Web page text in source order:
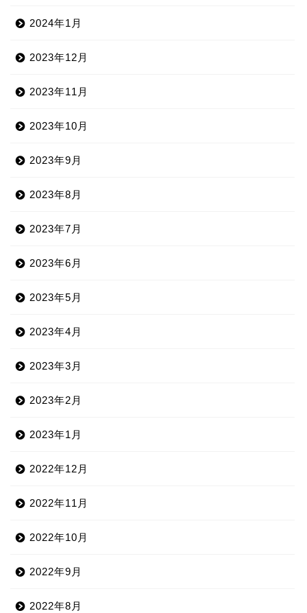
2024年1月
2023年12月
2023年11月
2023年10月
2023年9月
2023年8月
2023年7月
2023年6月
2023年5月
2023年4月
2023年3月
2023年2月
2023年1月
2022年12月
2022年11月
2022年10月
2022年9月
2022年8月